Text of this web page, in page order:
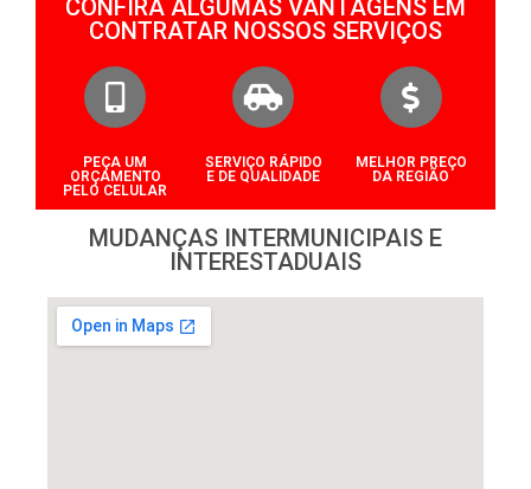
CONFIRA ALGUMAS VANTAGENS EM
CONTRATAR NOSSOS SERVIÇOS
PEÇA UM
ORÇAMENTO
PELO CELULAR
SERVIÇO RÁPIDO
E DE QUALIDADE
MELHOR PREÇO
DA REGIÃO
MUDANÇAS INTERMUNICIPAIS E
INTERESTADUAIS